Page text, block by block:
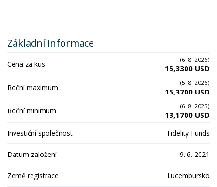
Základní informace
Cena za kus (6. 8. 2026)
15,3300 USD
Roční maximum (5. 8. 2026)
15,3700 USD
Roční minimum (6. 8. 2025)
13,1700 USD
Investiční společnost Fidelity Funds
Datum založení 9. 6. 2021
Země registrace Lucembursko